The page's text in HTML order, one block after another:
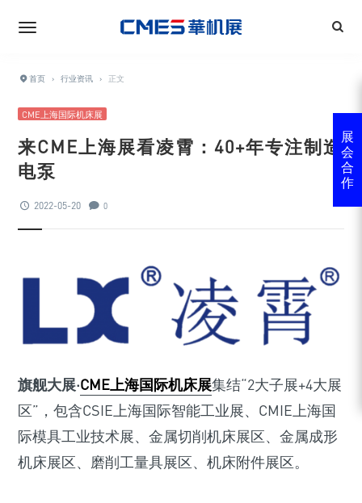
首页 › 行业资讯 › 正文
CME上海国际机床展
来CME上海展看凌霄：40+年专注制造
电泵
2022-05-20 0
旗舰大展·CME上海国际机床展集结“2大子展+4大展
区”，包含CSIE上海国际智能工业展、CMIE上海国
际模具工业技术展、金属切削机床展区、金属成形
机床展区、磨削工量具展区、机床附件展区。
展
会
合
作